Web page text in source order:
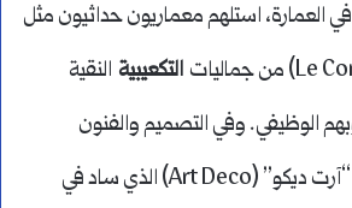
العمارة، استلهم معماريون حداثيون مثل
التكعيبية النقية
الوظيفي. وفي التصميم والفنون
الزخرفية، كان لأسلوب “آرت ديكو” (Art Deco) الذي ساد في